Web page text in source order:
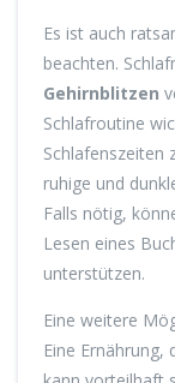
Es ist auch
beachten.
Gehirnblitzen
Schlafroutine
Schlafenszeiten
ruhige und
Falls nötig,
Lesen eines
unterstützen.
Eine weitere
Eine